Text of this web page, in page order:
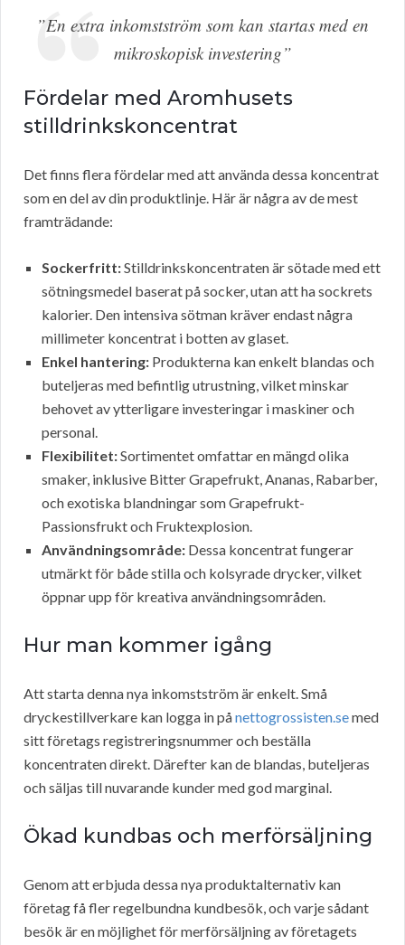
”En extra inkomstström som kan startas med en
mikroskopisk investering”
Fördelar med Aromhusets
stilldrinkskoncentrat
Det finns flera fördelar med att använda dessa koncentrat
som en del av din produktlinje. Här är några av de mest
framträdande:
Sockerfritt:Stilldrinkskoncentraten är sötade med ett
sötningsmedel baserat på socker, utan att ha sockrets
kalorier. Den intensiva sötman kräver endast några
millimeter koncentrat i botten av glaset.
Enkel hantering: Produkterna kan enkelt blandas och
buteljeras med befintlig utrustning, vilket minskar
behovet av ytterligare investeringar i maskiner och
personal.
Flexibilitet:Sortimentet omfattar en mängd olika
smaker, inklusive Bitter Grapefrukt, Ananas, Rabarber,
och exotiska blandningar som Grapefrukt-
Passionsfrukt och Fruktexplosion.
Användningsområde: Dessa koncentrat fungerar
utmärkt för både stilla och kolsyrade drycker, vilket
öppnar upp för kreativa användningsområden.
Hur man kommer igång
Att starta denna nya inkomstström är enkelt. Små
dryckestillverkare kan logga in pånettogrossisten.semed
sitt företags registreringsnummer och beställa
koncentraten direkt. Därefter kan de blandas, buteljeras
och säljas till nuvarande kunder med god marginal.
Ökad kundbas och merförsäljning
Genom att erbjuda dessa nya produktalternativ kan
företag få fler regelbundna kundbesök, och varje sådant
besök är en möjlighet för merförsäljning av företagets